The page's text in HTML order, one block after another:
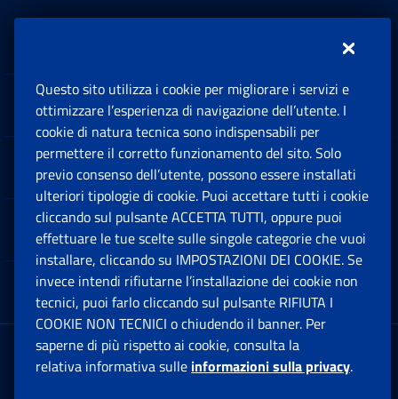
Sedi e Contatti
Software
Note Legali
App mobile
Sede Legale : Via Ciro il Grande, 21
00144 Roma
Questo sito utilizza i cookie per migliorare i servizi e
ottimizzare l’esperienza di navigazione dell’utente. I
cookie di natura tecnica sono indispensabili per
permettere il corretto funzionamento del sito. Solo
previo consenso dell’utente, possono essere installati
ulteriori tipologie di cookie. Puoi accettare tutti i cookie
cliccando sul pulsante ACCETTA TUTTI, oppure puoi
effettuare le tue scelte sulle singole categorie che vuoi
installare, cliccando su IMPOSTAZIONI DEI COOKIE. Se
invece intendi rifiutarne l’installazione dei cookie non
tecnici, puoi farlo cliccando sul pulsante RIFIUTA I
COOKIE NON TECNICI o chiudendo il banner. Per
saperne di più rispetto ai cookie, consulta la
relativa informativa sulle informazioni sulla privacy.